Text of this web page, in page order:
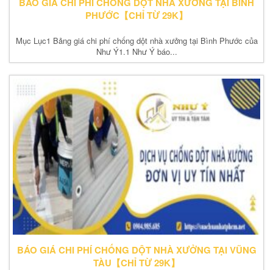
PHƯỚC【CHỈ TỪ 29K】
Mục Lục1 Bảng giá chi phí chống dột nhà xưởng tại Bình Phước của
Như Ý1.1 Như Ý báo...
BÁO GIÁ CHI PHÍ CHỐNG DỘT NHÀ XƯỞNG TẠI VŨNG
TÀU【CHỈ TỪ 29K】